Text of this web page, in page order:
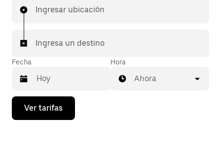
Ingresar ubicación
Ingresa un destino
Fecha
Presiona
flecha
Hora
Ahora
Ver tarifas